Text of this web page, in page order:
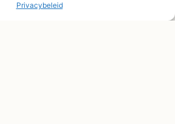
Privacybeleid